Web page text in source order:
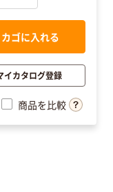
カゴに入れる
イカタログ登録
商品を比較